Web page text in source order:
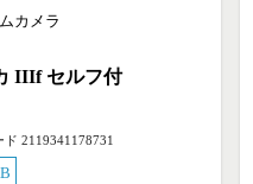
カメラ
IIIf セルフ付
ド 2119341178731